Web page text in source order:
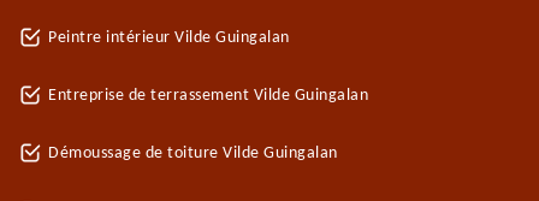
Peintre intérieur Vilde Guingalan
Entreprise de terrassement Vilde Guingalan
Démoussage de toiture Vilde Guingalan